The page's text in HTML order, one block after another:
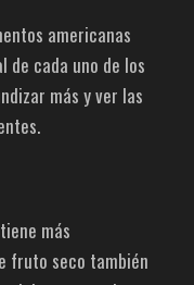
americanas
cada uno de los
más y ver las
más
fruto seco también